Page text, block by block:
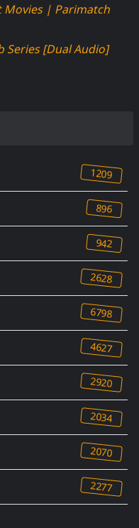
| Parimatch
Series [Dual Audio]
1209
896
942
2628
6798
4627
2920
2034
2070
2277